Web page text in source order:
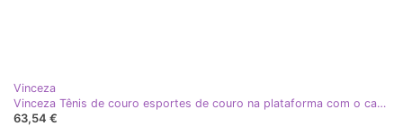
Vinceza
Vinceza Tênis de couro esportes de couro na plataforma com o castelo Vincez 88019 Dark Beige bege
63,54 €